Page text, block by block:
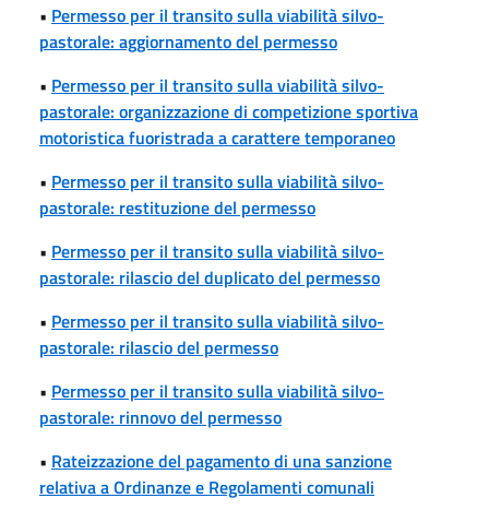
• Permesso per il transito sulla viabilità silvo-
pastorale: aggiornamento del permesso
• Permesso per il transito sulla viabilità silvo-
pastorale: organizzazione di competizione sportiva
motoristica fuoristrada a carattere temporaneo
• Permesso per il transito sulla viabilità silvo-
pastorale: restituzione del permesso
• Permesso per il transito sulla viabilità silvo-
pastorale: rilascio del duplicato del permesso
• Permesso per il transito sulla viabilità silvo-
pastorale: rilascio del permesso
• Permesso per il transito sulla viabilità silvo-
pastorale: rinnovo del permesso
• Rateizzazione del pagamento di una sanzione
relativa a Ordinanze e Regolamenti comunali